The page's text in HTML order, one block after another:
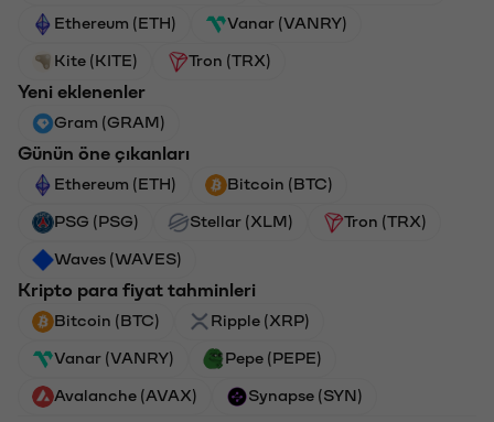
Ethereum (ETH) Vanar (VANRY)
Kite (KITE) Tron (TRX)
Yeni eklenenler
Gram (GRAM)
Günün öne çıkanları
Ethereum (ETH) Bitcoin (BTC)
PSG (PSG) Stellar (XLM) Tron (TRX)
Waves (WAVES)
Kripto para fiyat tahminleri
Bitcoin (BTC) Ripple (XRP)
Vanar (VANRY) Pepe (PEPE)
Avalanche (AVAX) Synapse (SYN)